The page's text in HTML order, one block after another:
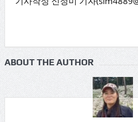
ABOUT THE AUTHOR